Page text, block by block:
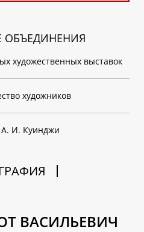
ОБЪЕДИНЕНИЯ
художественных выставок
художников
И. Куинджи
ВАСИЛЬЕВИЧ